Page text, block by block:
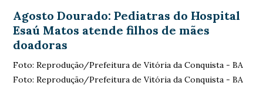
Agosto Dourado: Pediatras do Hospital
Esaú Matos atende filhos de mães
doadoras
Foto: Reprodução/Prefeitura de Vitória da Conquista - BA
Foto: Reprodução/Prefeitura de Vitória da Conquista - BA